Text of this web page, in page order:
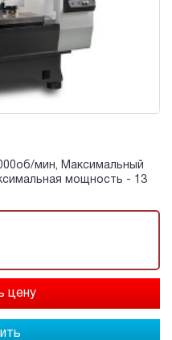
мин, Максимальный
мощность - 13